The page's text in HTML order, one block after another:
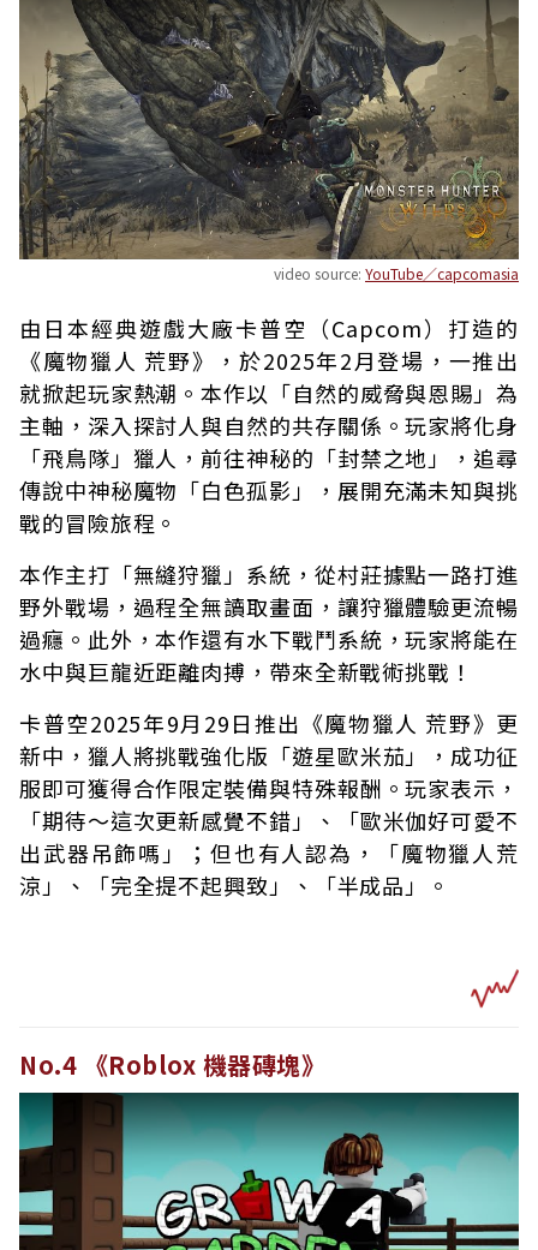
video source: YouTube／capcomasia
由日本經典遊戲大廠卡普空（Capcom）打造的
《魔物獵人 荒野》，於2025年2月登場，一推出
就掀起玩家熱潮。本作以「自然的威脅與恩賜」為
主軸，深入探討人與自然的共存關係。玩家將化身
「飛鳥隊」獵人，前往神秘的「封禁之地」，追尋
傳說中神秘魔物「白色孤影」，展開充滿未知與挑
戰的冒險旅程。
本作主打「無縫狩獵」系統，從村莊據點一路打進
野外戰場，過程全無讀取畫面，讓狩獵體驗更流暢
過癮。此外，本作還有水下戰鬥系統，玩家將能在
水中與巨龍近距離肉搏，帶來全新戰術挑戰！
卡普空2025年9月29日推出《魔物獵人 荒野》更
新中，獵人將挑戰強化版「遊星歐米茄」，成功征
服即可獲得合作限定裝備與特殊報酬。玩家表示，
「期待～這次更新感覺不錯」、「歐米伽好可愛不
出武器吊飾嗎」；但也有人認為，「魔物獵人荒
涼」、「完全提不起興致」、「半成品」。
No.4 《Roblox 機器磚塊》